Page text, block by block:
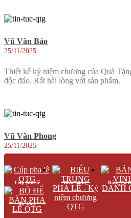
Vũ Văn Bảo
25/11/2025
Thiết kế kỷ niệm chương của Quà
độc đáo. Rất hài lòng với sản phẩm.
Vũ Văn Phong
25/11/2025
Sản phẩm của Quà Tặng Pha Lê QTG
lại giá trị tinh thần lớn cho người nhận.
Cúp pha lê Biểu trưng Bảng gỗ
Để bàn